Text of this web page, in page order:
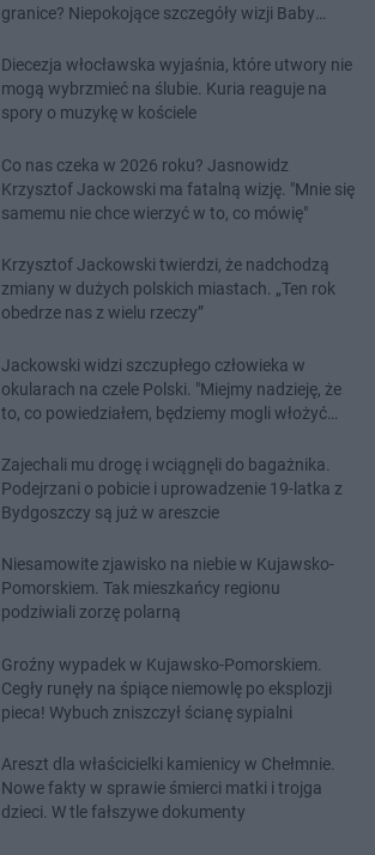
granice? Niepokojące szczegóły wizji Baby
Diecezja włocławska wyjaśnia, które utwory nie
mogą wybrzmieć na ślubie. Kuria reaguje na
spory o muzykę w kościele
Co nas czeka w 2026 roku? Jasnowidz
Krzysztof Jackowski ma fatalną wizję. "Mnie się
samemu nie chce wierzyć w to, co mówię"
Krzysztof Jackowski twierdzi, że nadchodzą
zmiany w dużych polskich miastach. „Ten rok
obedrze nas z wielu rzeczy”
Jackowski widzi szczupłego człowieka w
okularach na czele Polski. "Miejmy nadzieję, że
to, co powiedziałem, będziemy mogli włożyć
Zajechali mu drogę i wciągnęli do bagażnika.
Podejrzani o pobicie i uprowadzenie 19-latka z
Bydgoszczy są już w areszcie
Niesamowite zjawisko na niebie w Kujawsko-
Pomorskiem. Tak mieszkańcy regionu
podziwiali zorzę polarną
Groźny wypadek w Kujawsko-Pomorskiem.
Cegły runęły na śpiące niemowlę po eksplozji
pieca! Wybuch zniszczył ścianę sypialni
Areszt dla właścicielki kamienicy w Chełmnie.
Nowe fakty w sprawie śmierci matki i trojga
dzieci. W tle fałszywe dokumenty